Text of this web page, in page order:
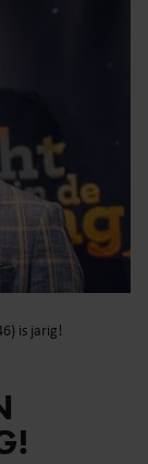
is jarig!